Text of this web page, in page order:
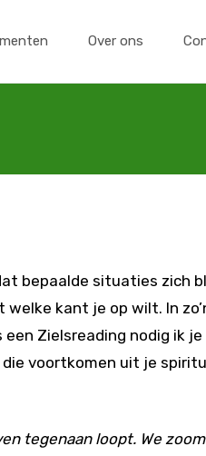
Over ons
bepaalde situaties zich
kant je op wilt. In
Zielsreading nodig ik je
voortkomen uit je
tegenaan loopt. We